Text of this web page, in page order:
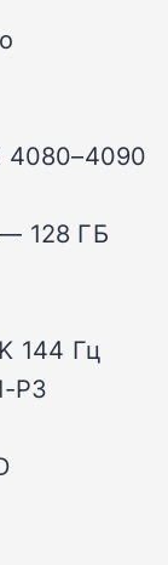
4080–4090
128 ГБ
144 Гц
P3